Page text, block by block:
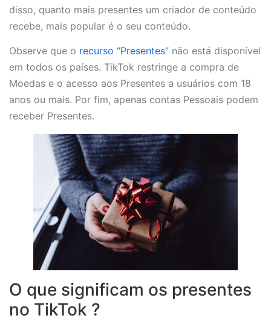
disso, quanto mais presentes um criador de conteúdo
recebe, mais popular é o seu conteúdo.
Observe que o recurso “Presentes” não está disponível
em todos os países. TikTok restringe a compra de
Moedas e o acesso aos Presentes a usuários com 18
anos ou mais. Por fim, apenas contas Pessoais podem
receber Presentes.
O que significam os presentes
no TikTok ?